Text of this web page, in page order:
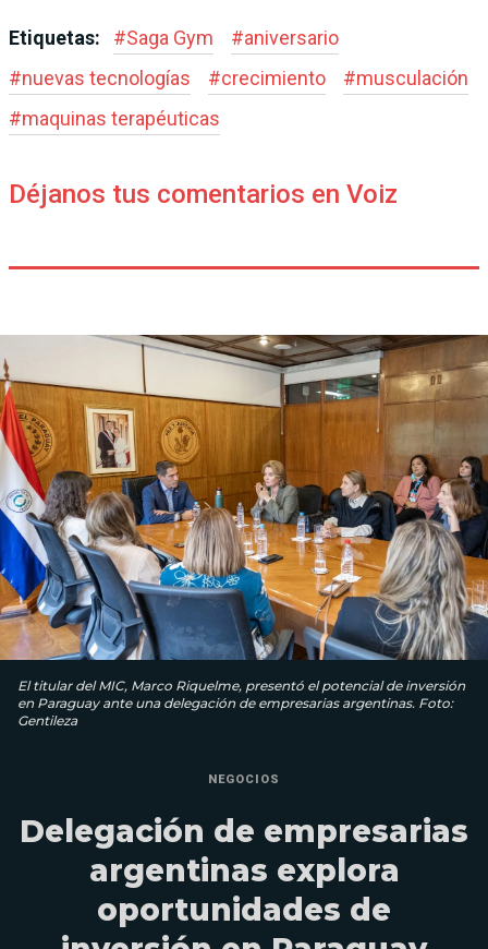
Etiquetas: #Saga Gym #aniversario
#nuevas tecnologías #crecimiento #musculación
#maquinas terapéuticas
Déjanos tus comentarios en Voiz
El titular del MIC, Marco Riquelme, presentó el potencial de inversión
en Paraguay ante una delegación de empresarias argentinas. Foto:
Gentileza
NEGOCIOS
Delegación de empresarias
argentinas explora
oportunidades de